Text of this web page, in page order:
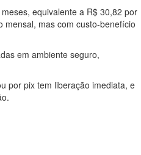
equivalente a R$ 30,82 por
mensal, mas com custo-benefício
em ambiente seguro,
por pix tem liberação imediata, e